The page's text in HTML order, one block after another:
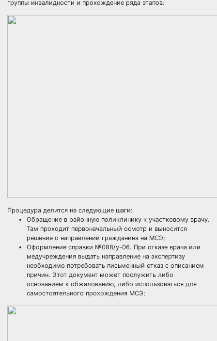
группы инвалидности и прохождение ряда этапов.
Процедура делится на следующие шаги:
Обращение в районную поликлинику к участковому врачу.
Там проходит первоначальный осмотр и выносится
решение о направлении гражданина на МСЭ;
Оформление справки №088/у-06. При отказе врача или
медучреждения выдать направление на экспертизу
необходимо потребовать письменный отказ с описанием
причин. Этот документ может послужить либо
основанием к обжалованию, либо использоваться для
самостоятельного прохождения МСЭ;